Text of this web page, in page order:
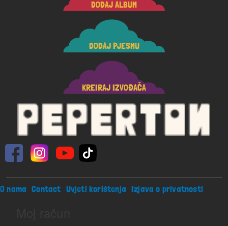
DODAJ ALBUM
DODAJ PJESMU
KREIRAJ IZVOĐAČA
Footer menu
O nama Contact Uvjeti korištenja Izjava o privatnosti